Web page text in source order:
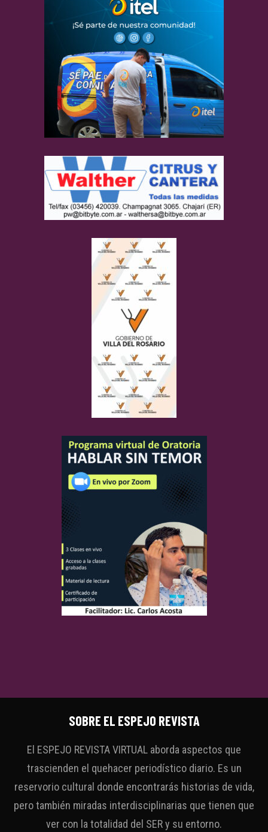
SOBRE EL ESPEJO REVISTA
El ESPEJO REVISTA VIRTUAL aborda aspectos que
trascienden el quehacer periodístico diario. Es un
reservorio cultural donde encontrarás historias de vida,
pero también miradas interdisciplinarias que tienen que
ver con la totalidad del SER y su entorno.